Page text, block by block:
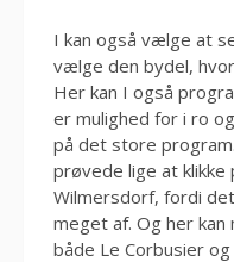
I kan også vælge at
vælge den bydel,
Her kan I også
er mulighed for i ro
på det store
prøvede lige at klikke
Wilmersdorf, fordi
meget af. Og her
både Le Corbusier